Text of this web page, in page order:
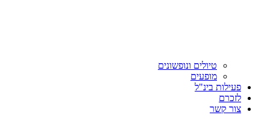
טיולים ונופשונים
מופעים
פעילות בינ"ל
לזכרם
צור קשר